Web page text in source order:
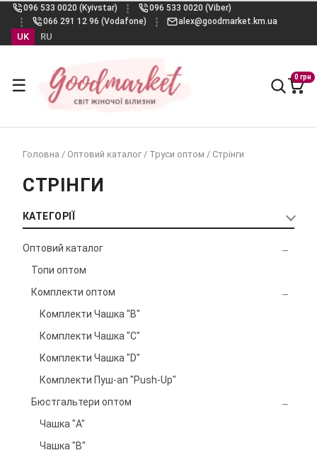
096 533 0020 (Kyivstar)
096 533 0020 (Viber)
066 291 12 96 (Vodafone)
alex@goodmarket.km.ua
UK RU
☰ 0 грн
Головна / Оптовий каталог / Труси оптом / Стрінги
СТРІНГИ
КАТЕГОРІЇ
Оптовий каталог
Топи оптом
Комплекти оптом
Комплекти Чашка "B"
Комплекти Чашка "C"
Комплекти Чашка "D"
Комплекти Пуш-ап "Push-Up"
Бюстгальтери оптом
Чашка "A"
Чашка "B"